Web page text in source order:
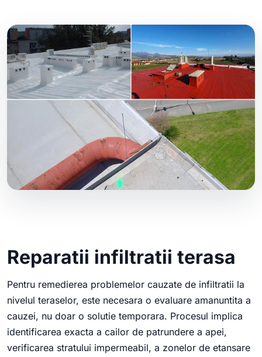
Reparatii infiltratii terasa
Pentru remedierea problemelor cauzate de infiltratii la
nivelul teraselor, este necesara o evaluare amanuntita a
cauzei, nu doar o solutie temporara. Procesul implica
identificarea exacta a cailor de patrundere a apei,
verificarea stratului impermeabil, a zonelor de etansare